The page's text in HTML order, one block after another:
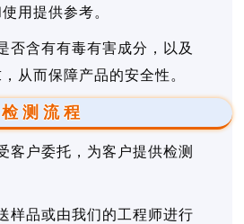
用提供参考。
否含有有毒有害成分，以及
从而保障产品的安全性。
检测流程
客户委托，为客户提供检测
样品或由我们的工程师进行